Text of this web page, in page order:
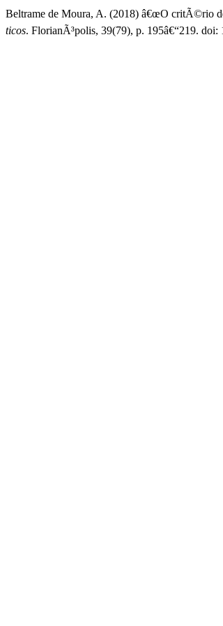
Beltrame de Moura, A. (2018) â€œO critÃ©rio
ticos. FlorianÃ³polis, 39(79), p. 195â€“219.